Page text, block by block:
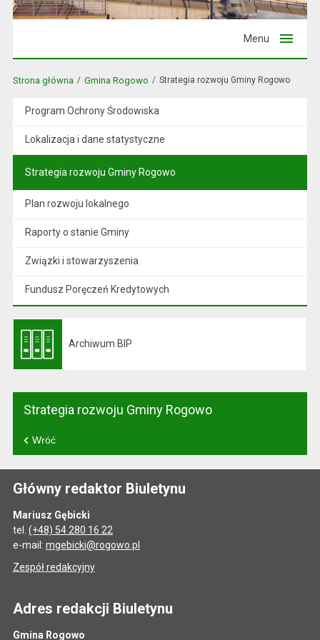
Menu
Strona główna Gmina Rogowo Strategia rozwoju Gminy Rogowo
Program Ochrony Środowiska
Lokalizacja i dane statystyczne
Strategia rozwoju Gminy Rogowo
Plan rozwoju lokalnego
Raporty o stanie Gminy
Związki i stowarzyszenia
Fundusz Poręczeń Kredytowych
Archiwum BIP
Strategia rozwoju Gminy Rogowo
Wróć
Główny redaktor Biuletynu
Mariusz Gębicki
tel. (+48) 54 280 16 22
e-mail: mgebicki@rogowo.pl
Zespół redakcyjny
Adres redakcji Biuletynu
Gmina Rogowo